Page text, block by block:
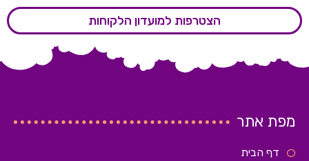
הצטרפות למועדון הלקוחות
מפת אתר
דף הבית